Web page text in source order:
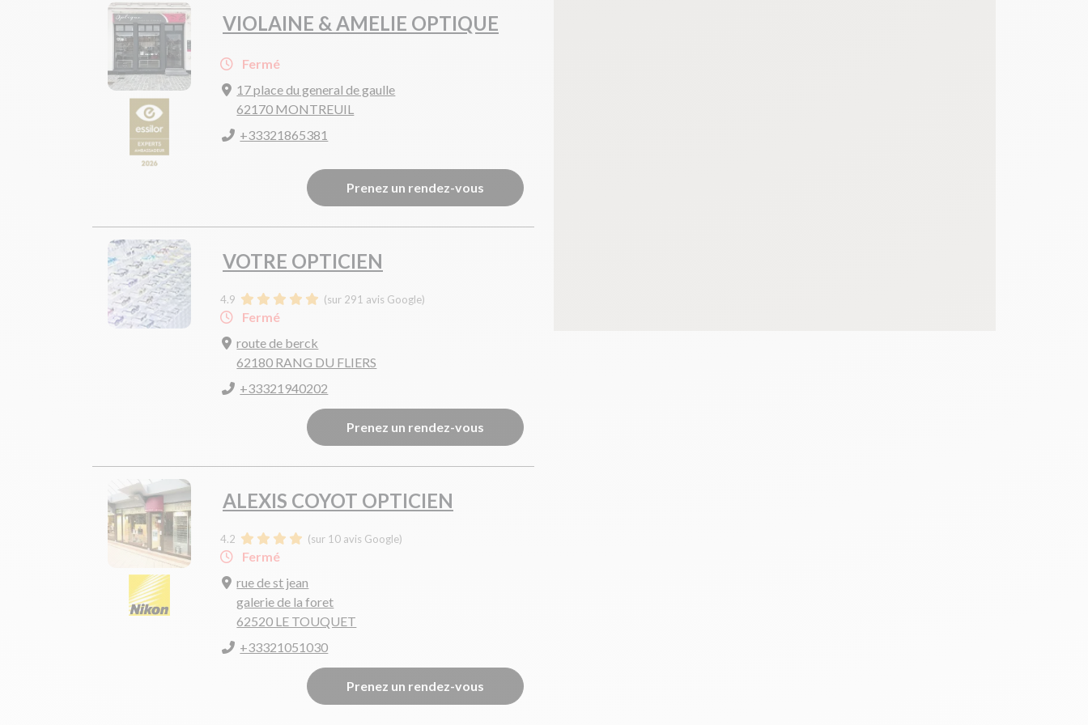
VIOLAINE & AMELIE OPTIQUE
Fermé
17 place du general de gaulle
62170 MONTREUIL
+33321865381
Prenez un rendez-vous
VOTRE OPTICIEN
4.9 (sur 291 avis Google)
Fermé
route de berck
62180 RANG DU FLIERS
+33321940202
Prenez un rendez-vous
ALEXIS COYOT OPTICIEN
4.2 (sur 10 avis Google)
Fermé
rue de st jean
galerie de la foret
62520 LE TOUQUET
+33321051030
Prenez un rendez-vous